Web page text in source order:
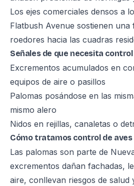
Los ejes comerciales densos a
Flatbush Avenue sostienen una
roedores hacia las cuadras
Señales de que necesita
Excrementos acumulados en
equipos de aire o pasillos
Palomas posándose en las
mismo alero
Nidos en rejillas, canaletas o
Cómo tratamos control de aves
Las palomas son parte de
excrementos dañan fachadas,
aire, conllevan riesgos de salud